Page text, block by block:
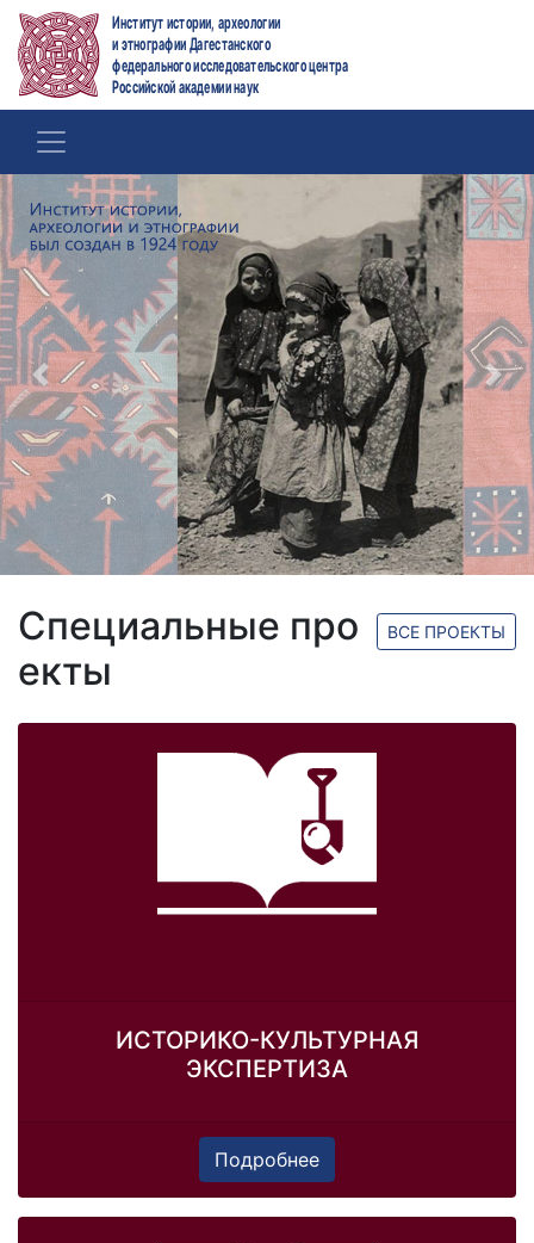
Институт истории, археологии
и этнографии Дагестанского
федерального исследовательского центра
Российской академии наук
Previous
Специальные про
екты
ВСЕ ПРОЕКТЫ
ИСТОРИКО-КУЛЬТУРНАЯ
ЭКСПЕРТИЗА
Подробнее